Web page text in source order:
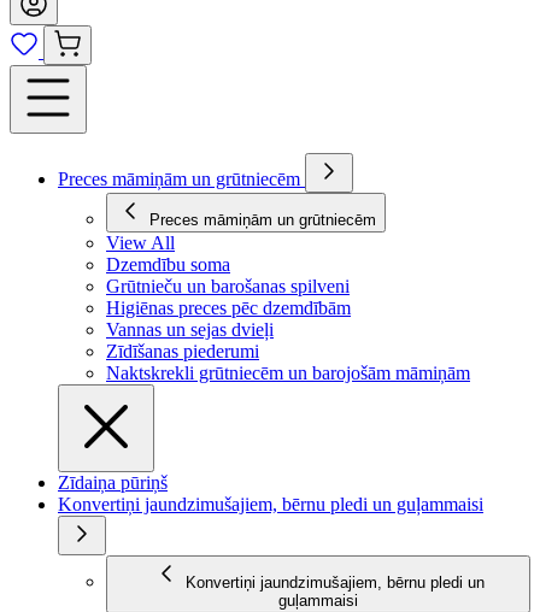
Preces māmiņām un grūtniecēm
Preces māmiņām un grūtniecēm
View All
Dzemdību soma
Grūtnieču un barošanas spilveni
Higiēnas preces pēc dzemdībām
Vannas un sejas dvieļi
Zīdīšanas piederumi
Naktskrekli grūtniecēm un barojošām māmiņām
Zīdaiņa pūriņš
Konvertiņi jaundzimušajiem, bērnu pledi un guļammaisi
Konvertiņi jaundzimušajiem, bērnu pledi un
guļammaisi